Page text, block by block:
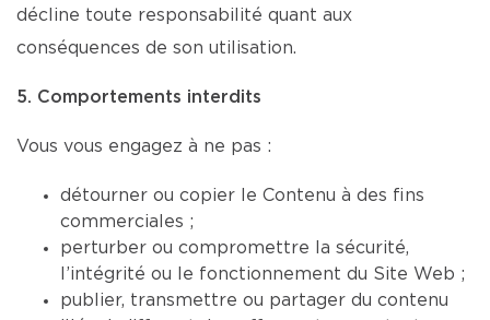
décline toute responsabilité quant aux
conséquences de son utilisation.
5. Comportements interdits
Vous vous engagez à ne pas :
détourner ou copier le Contenu à des fins
commerciales ;
perturber ou compromettre la sécurité,
l’intégrité ou le fonctionnement du Site Web ;
publier, transmettre ou partager du contenu